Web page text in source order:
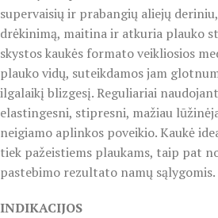
supervaisių ir prabangių aliejų
drėkinimą, maitina ir atkuria plauko
skystos kaukės formato veikliosios
plauko vidų, suteikdamos jam
ilgalaikį blizgesį. Reguliariai
elastingesni, stipresni, mažiau
neigiamo aplinkos poveikio. Kaukė
tiek pažeistiems plaukams, taip pat
pastebimo rezultato namų sąlygomis.
INDIKACIJOS